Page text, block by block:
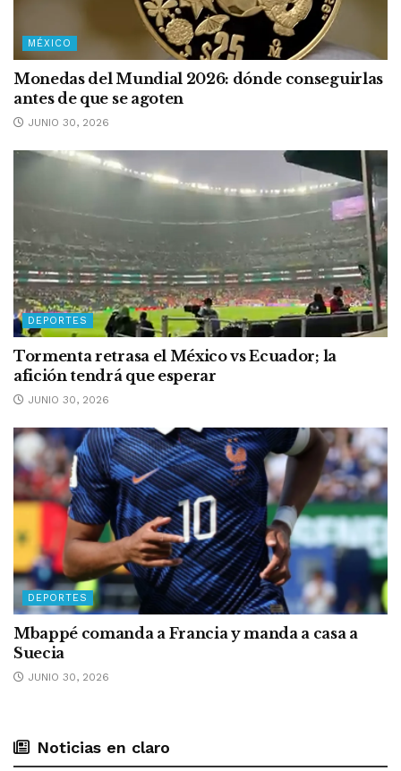
MÉXICO
Monedas del Mundial 2026: dónde conseguirlas
antes de que se agoten
JUNIO 30, 2026
DEPORTES
Tormenta retrasa el México vs Ecuador; la
afición tendrá que esperar
JUNIO 30, 2026
DEPORTES
Mbappé comanda a Francia y manda a casa a
Suecia
JUNIO 30, 2026
Noticias en claro